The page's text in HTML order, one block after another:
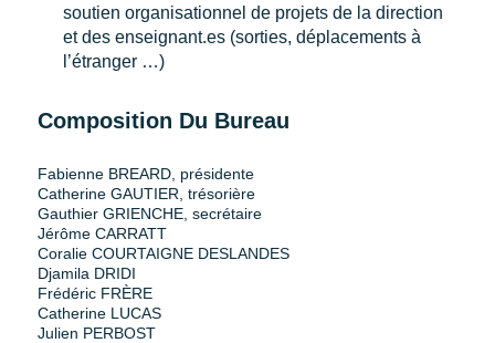
soutien organisationnel de projets de la direction
et des enseignant.es (sorties, déplacements à
l’étranger …)
Composition Du Bureau
Fabienne BREARD, présidente
Catherine GAUTIER, trésorière
Gauthier GRIENCHE, secrétaire
Jérôme CARRATT
Coralie COURTAIGNE DESLANDES
Djamila DRIDI
Frédéric FRÈRE
Catherine LUCAS
Julien PERBOST